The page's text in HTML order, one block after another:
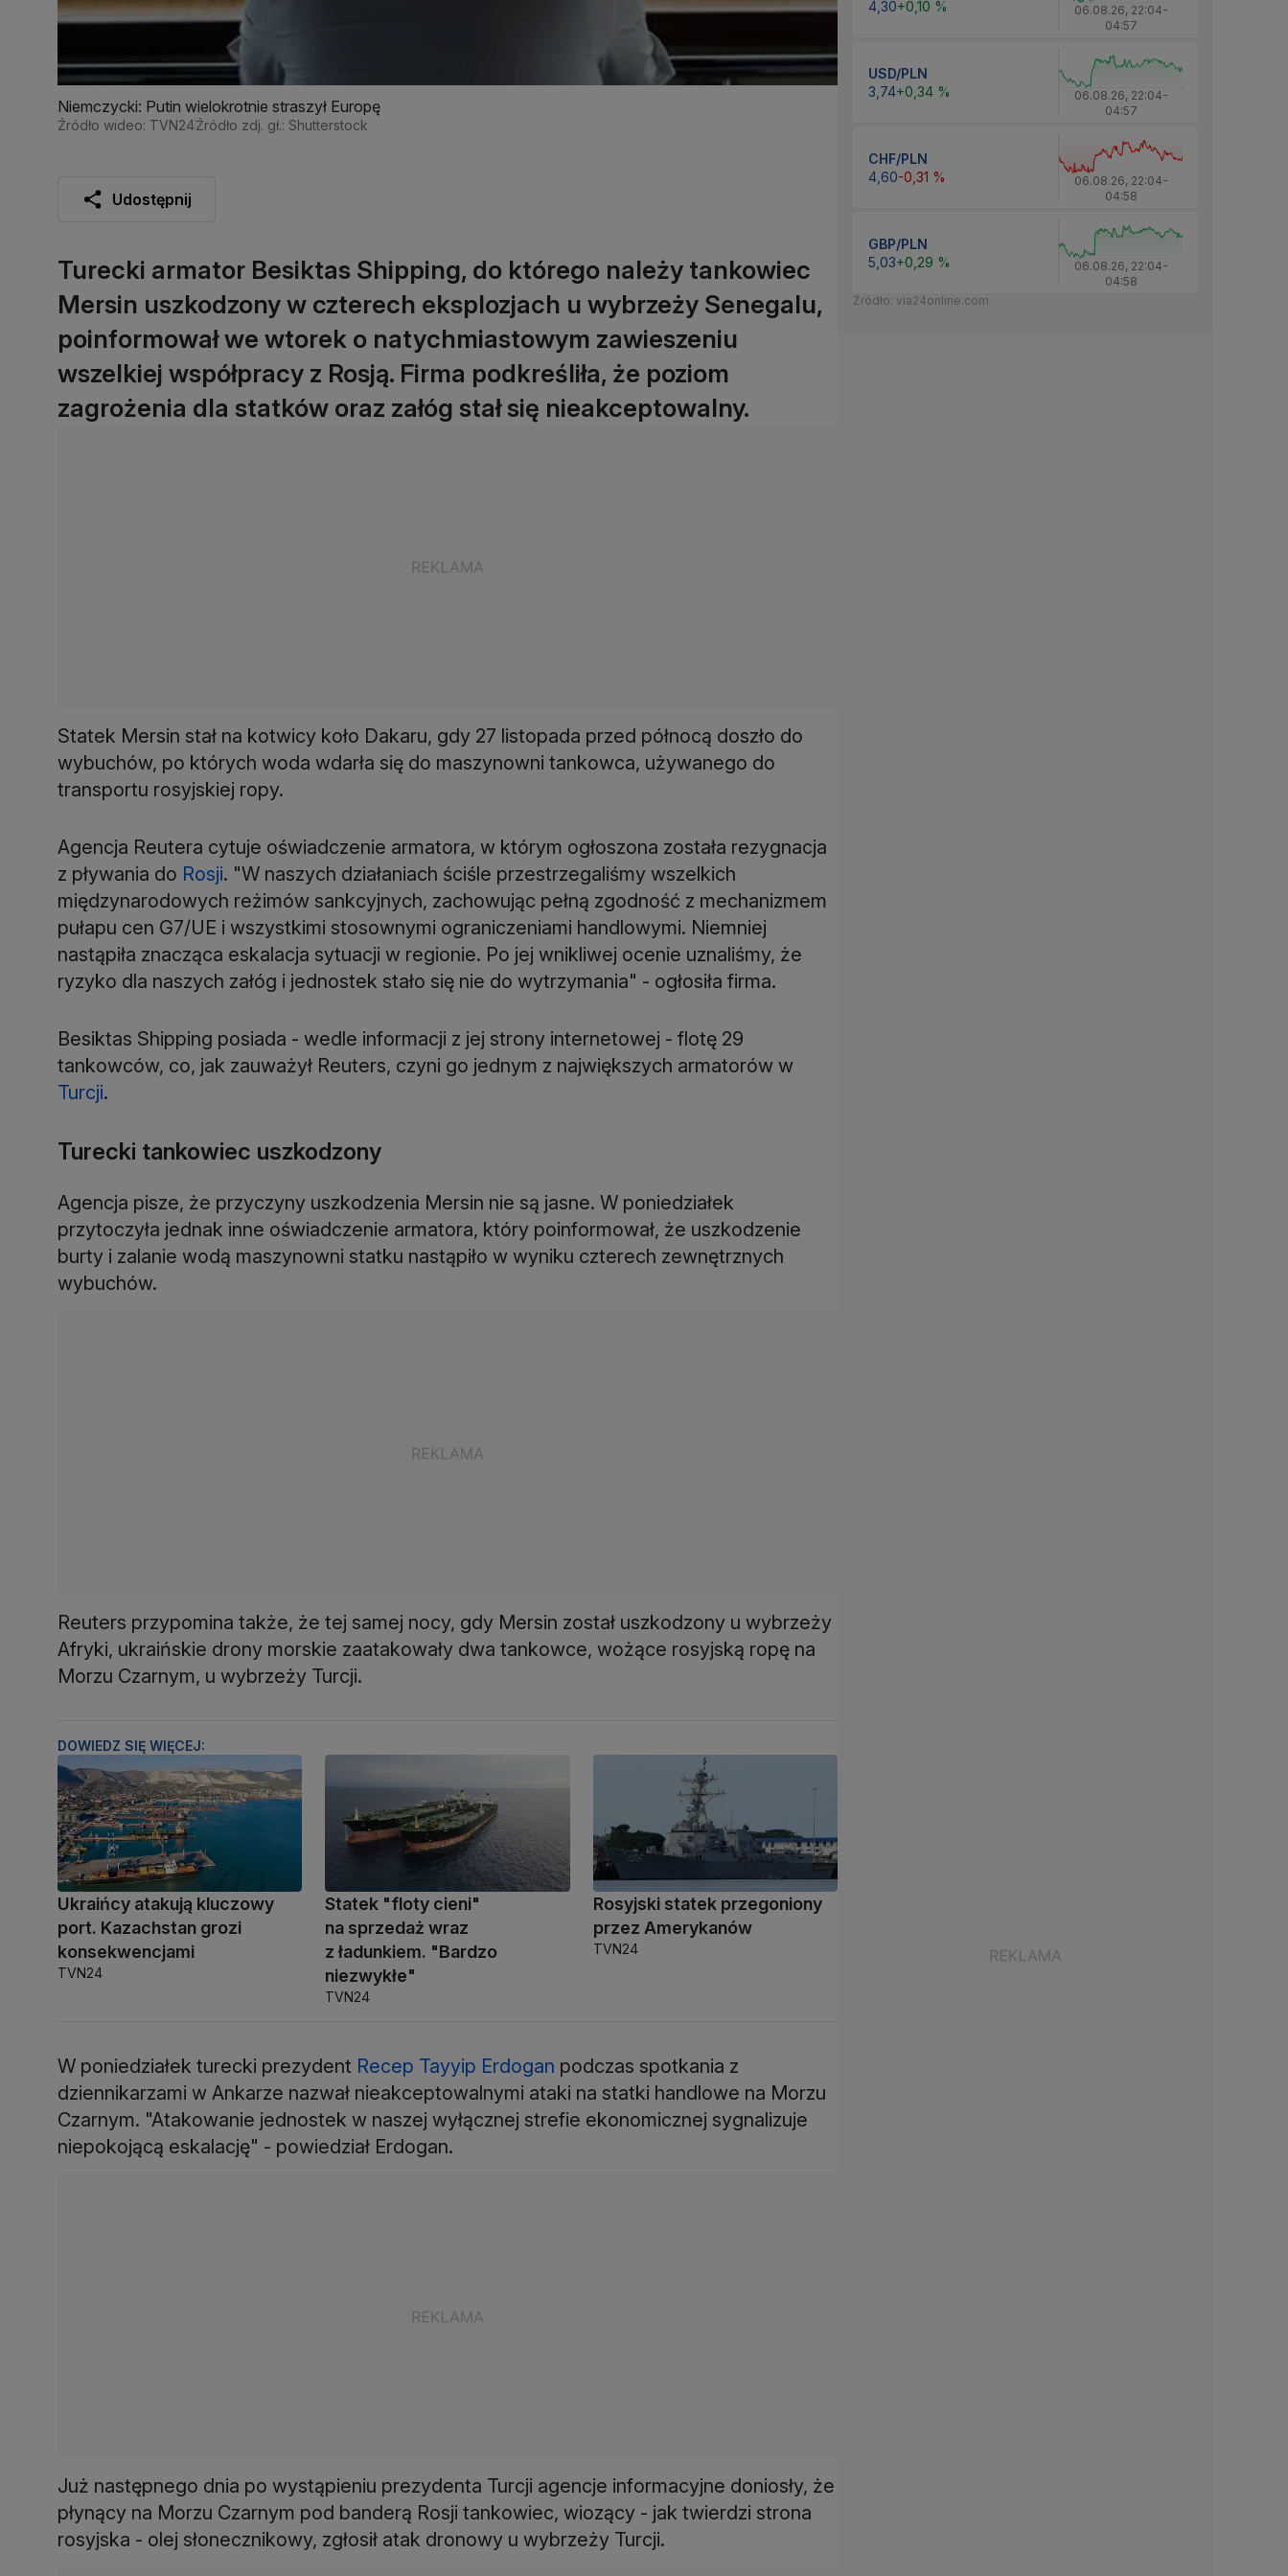
Niemczycki: Putin wielokrotnie straszył Europę
Źródło wideo: TVN24Źródło zdj. gł.: Shutterstock
Udostępnij
Turecki armator Besiktas Shipping, do którego należy tankowiec
Mersin uszkodzony w czterech eksplozjach u wybrzeży Senegalu,
poinformował we wtorek o natychmiastowym zawieszeniu
wszelkiej współpracy z Rosją. Firma podkreśliła, że poziom
zagrożenia dla statków oraz załóg stał się nieakceptowalny.
Statek Mersin stał na kotwicy koło Dakaru, gdy 27 listopada przed północą doszło do
wybuchów, po których woda wdarła się do maszynowni tankowca, używanego do
Agencja Reutera cytuje oświadczenie armatora, w którym ogłoszona została rezygnacja
z pływania do Rosji. "W naszych działaniach ściśle przestrzegaliśmy wszelkich
międzynarodowych reżimów sankcyjnych, zachowując pełną zgodność z mechanizmem
pułapu cen G7/UE i wszystkimi stosownymi ograniczeniami handlowymi. Niemniej
nastąpiła znacząca eskalacja sytuacji w regionie. Po jej wnikliwej ocenie uznaliśmy, że
ryzyko dla naszych załóg i jednostek stało się nie do wytrzymania" - ogłosiła firma.
Besiktas Shipping posiada - wedle informacji z jej strony internetowej - flotę 29
tankowców, co, jak zauważył Reuters, czyni go jednym z największych armatorów w
Turcji
Turecki tankowiec uszkodzony
Agencja pisze, że przyczyny uszkodzenia Mersin nie są jasne. W poniedziałek
przytoczyła jednak inne oświadczenie armatora, który poinformował, że uszkodzenie
burty i zalanie wodą maszynowni statku nastąpiło w wyniku czterech zewnętrznych
Reuters przypomina także, że tej samej nocy, gdy Mersin został uszkodzony u wybrzeży
Afryki, ukraińskie drony morskie zaatakowały dwa tankowce, wożące rosyjską ropę na
DOWIEDZ SIĘ WIĘCEJ:
Ukraińcy atakują kluczowy
port. Kazachstan grozi
konsekwencjami
TVN24
Statek "floty cieni"
na sprzedaż wraz
z ładunkiem. "Bardzo
niezwykłe"
TVN24
Rosyjski statek przegoniony
przez Amerykanów
TVN24
W poniedziałek turecki prezydent Recep Tayyip Erdogan podczas spotkania z
dziennikarzami w Ankarze nazwał nieakceptowalnymi ataki na statki handlowe na Morzu
Czarnym. "Atakowanie jednostek w naszej wyłącznej strefie ekonomicznej sygnalizuje
Już następnego dnia po wystąpieniu prezydenta Turcji agencje informacyjne doniosły, że
płynący na Morzu Czarnym pod banderą Rosji tankowiec, wiozący - jak twierdzi strona
rosyjska - olej słonecznikowy, zgłosił atak dronowy u wybrzeży Turcji.
4,30+0,10 % 06.08.26, 22:04-
04:57
USD/PLN
3,74+0,34 % 06.08.26, 22:04-
04:57
CHF/PLN
4,60-0,31 % 06.08.26, 22:04-
04:58
GBP/PLN
5,03+0,29 % 06.08.26, 22:04-
04:58
Źródło: via24online.com